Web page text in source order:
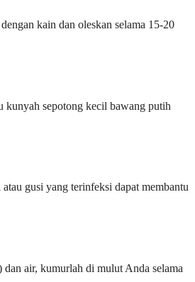
kain dan oleskan selama 15-20
kunyah sepotong kecil bawang putih
gusi yang terinfeksi dapat membantu
air, kumurlah di mulut Anda selama